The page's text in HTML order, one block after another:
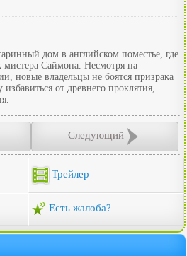
дом в английском поместье, где
мистера Саймона. Несмотря на
новые владельцы не боятся призрака
от древнего проклятия,
Следующий
Трейлер
Есть жалоба?